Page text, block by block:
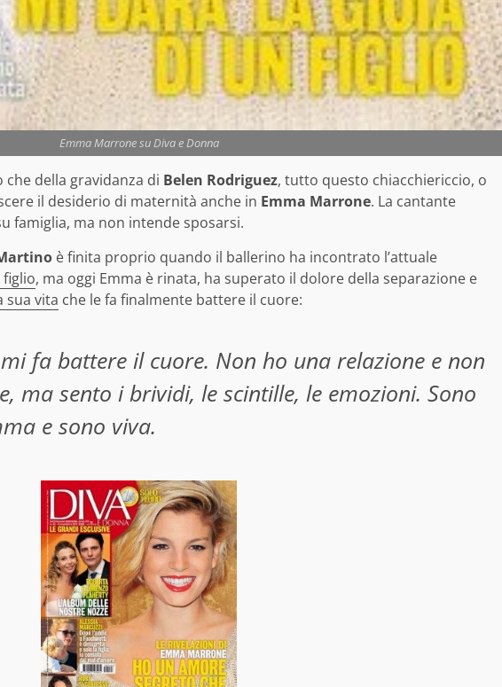
Emma Marrone su Diva e Donna
della gravidanza di Belen Rodriguez, tutto questo chiacchiericcio, o
il desiderio di maternità anche in Emma Marrone. La cantante
famiglia, ma non intende sposarsi.
è finita proprio quando il ballerino ha incontrato l’attuale
, ma oggi Emma è rinata, ha superato il dolore della separazione e
sua vita che le fa finalmente battere il cuore:
mi fa battere il cuore. Non ho una relazione e non
ma sento i brividi, le scintille, le emozioni. Sono
e sono viva.